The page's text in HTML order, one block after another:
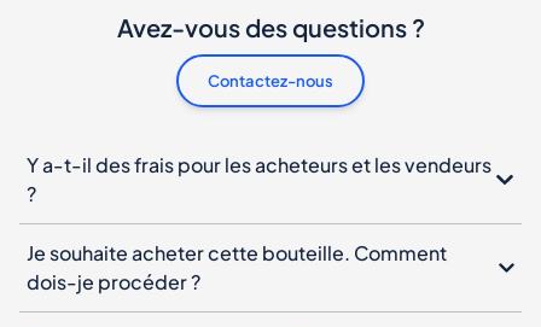
Avez-vous des questions ?
Contactez-nous
Y a-t-il des frais pour les acheteurs et les vendeurs
?
Je souhaite acheter cette bouteille. Comment
dois-je procéder ?